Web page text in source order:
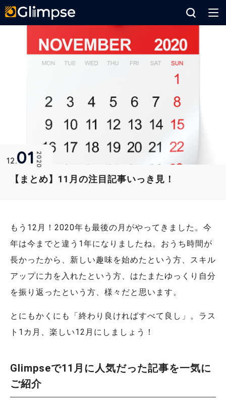
【まとめ】11月の注目記事いっき見！
2020
12 01
もう12月！2020年も最後の月がやってきました。今
年は今までと違う1年になりましたね。おうち時間が
長かったから、新しい趣味を始めたという方、スキル
アップに力を入れたという方、はたまたゆっくり自分
を振り返ったという方、様々だと思います。
とにもかくにも「終わり良ければすべて良し」。ラス
ト1カ月、楽しい12月にしましょう！
Glimpseで11月に人気だった記事を一気に
ご紹介